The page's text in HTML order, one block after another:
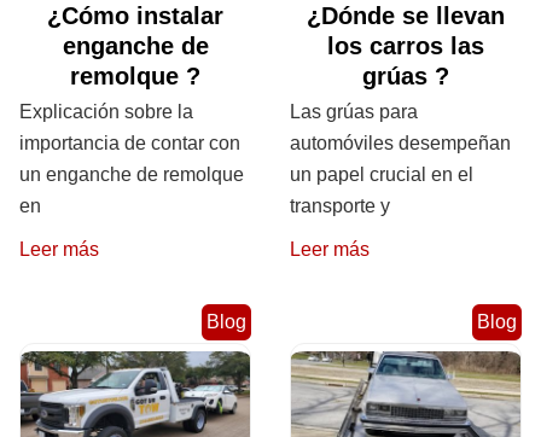
¿Cómo instalar
enganche de
remolque ?
Explicación sobre la
importancia de contar con
un enganche de remolque
en
Leer más
¿Dónde se llevan
los carros las
grúas ?
Las grúas para
automóviles desempeñan
un papel crucial en el
transporte y
Leer más
Blog Blog